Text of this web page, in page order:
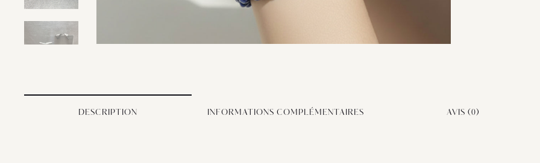
DESCRIPTION INFORMATIONS COMPLÉMENTAIRES AVIS (0)